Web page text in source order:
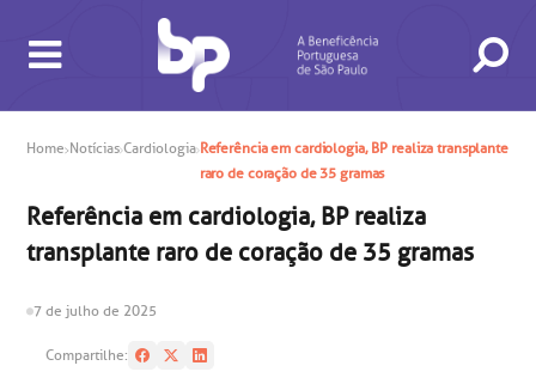
BUSCA
CONSULTAS E EXAMES
ATENDIMENTO 24H
CONHEÇA AS UNIDADES
INSTITUCIONAL
NOSSOS SERVIÇOS
INFORMAÇÕES ÚTEIS
ESPECIALIDADES
Home NotíciasCardiologiaReferência em cardiologia, BP realiza transplante
raro de coração de 35 gramas
Referência em cardiologia, BP realiza
transplante raro de coração de 35 gramas
7 de julho de 2025
Compartilhe: